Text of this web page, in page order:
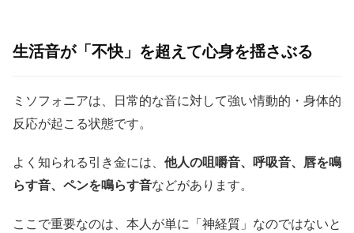
生活音が「不快」を超えて心身を揺さぶる
ミソフォニアは、日常的な音に対して強い情動的・身体的
反応が起こる状態です。
よく知られる引き金には、 他人の咀嚼音、呼吸音、唇を鳴
らす音、ペンを鳴らす音などがあります。
ここで重要なのは、本人が単に「神経質」なのではないと